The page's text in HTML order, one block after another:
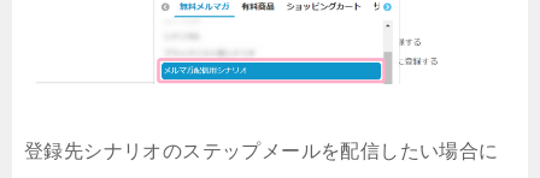
登録先シナリオのステップメールを配信したい場合に